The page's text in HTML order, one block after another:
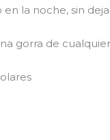
la noche, sin
gorra de